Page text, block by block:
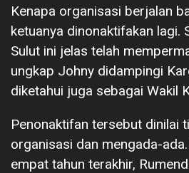
Kenapa organisasi berjalan
ketuanya dinonaktifakan lagi.
Sulut ini jelas telah
ungkap Johny didampingi
diketahui juga sebagai Wakil
Penonaktifan tersebut dinilai
organisasi dan mengada-
empat tahun terakhir,